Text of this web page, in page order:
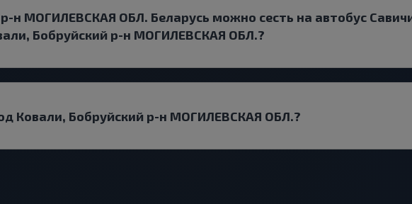
р-н МОГИЛЕВСКАЯ ОБЛ. Беларусь можно сесть на автобус
Бобруйский р-н МОГИЛЕВСКАЯ ОБЛ.?
Ковали, Бобруйский р-н МОГИЛЕВСКАЯ ОБЛ.?